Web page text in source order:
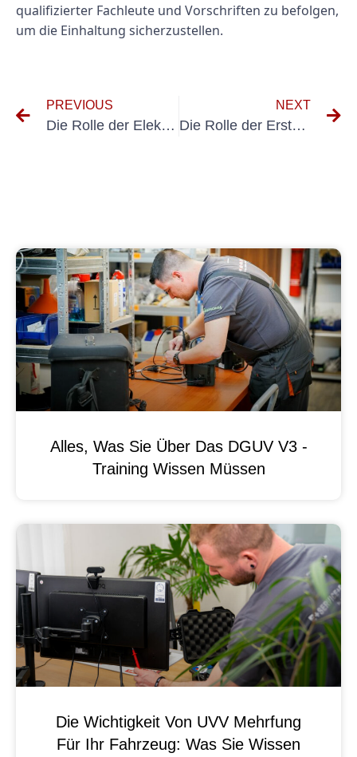
qualifizierter Fachleute und Vorschriften zu befolgen,
um die Einhaltung sicherzustellen.
PREVIOUS
Die Rolle der Elektrorevision nach VDS bei der Vermeidung elektrischer Gefahren
NEXT
Die Rolle der Erstprüfung bei der Sicherheit von elektrischen Betriebsmitteln
Alles, Was Sie Über Das DGUV V3 -
Training Wissen Müssen
Die Wichtigkeit Von UVV Mehrfung
Für Ihr Fahrzeug: Was Sie Wissen